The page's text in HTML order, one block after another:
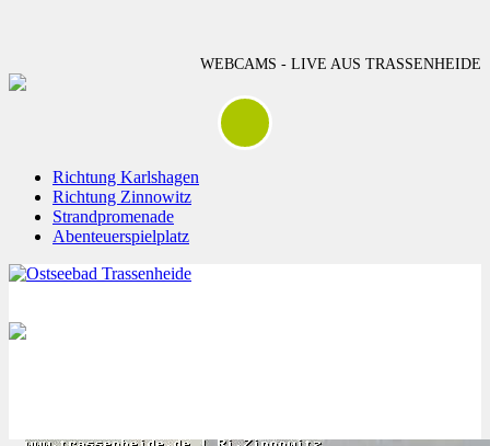
WEBCAMS - LIVE AUS TRASSENHEIDE
Richtung Karlshagen
Richtung Zinnowitz
Strandpromenade
Abenteuerspielplatz